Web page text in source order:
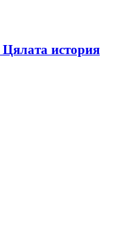
история